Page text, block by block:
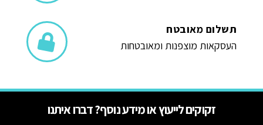
תשלום מאובטח
העסקאות מוצפנות ומאובטחות
זקוקים לייעוץ או מידע נוסף? דברו איתנו